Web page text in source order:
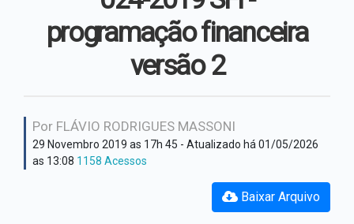
Hino Oficial
Cultura e costumes
Secretaria Assistência
Social
Secretaria de Administração
Secretaria de Educação
Secretaria de Fazenda
Secretaria de Obras
programação financeira
versão 2
Por FLÁVIO RODRIGUES MASSONI
29 Novembro 2019 as 17h 45 - Atualizado há 01/05/2026
as 13:08 1158 Acessos
Baixar Arquivo